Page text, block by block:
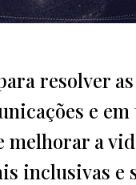
resolver
e
melhorar a
inclusivas e